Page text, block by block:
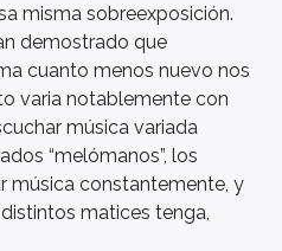
misma sobreexposición.
demostrado que
cuanto menos nuevo nos
varia notablemente con
música variada
“melómanos”, los
música constantemente, y
matices tenga,